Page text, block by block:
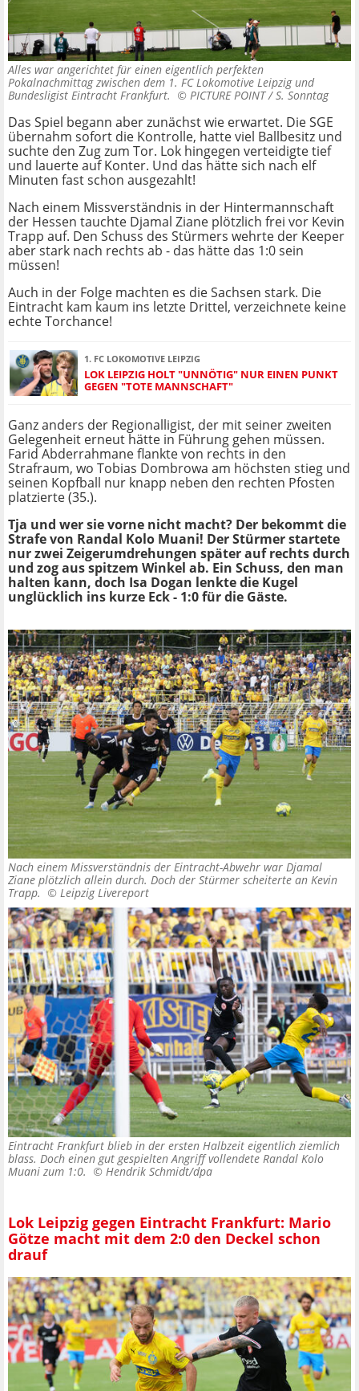
Alles war angerichtet für einen eigentlich perfekten
Pokalnachmittag zwischen dem 1. FC Lokomotive Leipzig und
Bundesligist Eintracht Frankfurt. © PICTURE POINT / S. Sonntag
Das Spiel begann aber zunächst wie erwartet. Die SGE
übernahm sofort die Kontrolle, hatte viel Ballbesitz und
suchte den Zug zum Tor. Lok hingegen verteidigte tief
und lauerte auf Konter. Und das hätte sich nach elf
Minuten fast schon ausgezahlt!
Nach einem Missverständnis in der Hintermannschaft
der Hessen tauchte Djamal Ziane plötzlich frei vor Kevin
Trapp auf. Den Schuss des Stürmers wehrte der Keeper
aber stark nach rechts ab - das hätte das 1:0 sein
müssen!
Auch in der Folge machten es die Sachsen stark. Die
Eintracht kam kaum ins letzte Drittel, verzeichnete keine
echte Torchance!
1. FC LOKOMOTIVE LEIPZIG
LOK LEIPZIG HOLT "UNNÖTIG" NUR EINEN PUNKT
GEGEN "TOTE MANNSCHAFT"
Ganz anders der Regionalligist, der mit seiner zweiten
Gelegenheit erneut hätte in Führung gehen müssen.
Farid Abderrahmane flankte von rechts in den
Strafraum, wo Tobias Dombrowa am höchsten stieg und
seinen Kopfball nur knapp neben den rechten Pfosten
platzierte (35.).
Tja und wer sie vorne nicht macht? Der bekommt die
Strafe von Randal Kolo Muani! Der Stürmer startete
nur zwei Zeigerumdrehungen später auf rechts durch
und zog aus spitzem Winkel ab. Ein Schuss, den man
halten kann, doch Isa Dogan lenkte die Kugel
unglücklich ins kurze Eck - 1:0 für die Gäste.
Nach einem Missverständnis der Eintracht-Abwehr war Djamal
Ziane plötzlich allein durch. Doch der Stürmer scheiterte an Kevin
Trapp. © Leipzig Livereport
Eintracht Frankfurt blieb in der ersten Halbzeit eigentlich ziemlich
blass. Doch einen gut gespielten Angriff vollendete Randal Kolo
Muani zum 1:0. © Hendrik Schmidt/dpa
Lok Leipzig gegen Eintracht Frankfurt: Mario
Götze macht mit dem 2:0 den Deckel schon
drauf